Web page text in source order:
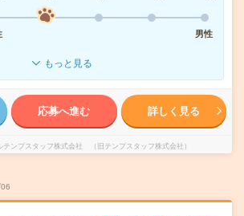
男性
もっと見る
応募へ進む 詳しく見る
テンプスタッフ株式会社 （旧テンプスタッフ株式会社）